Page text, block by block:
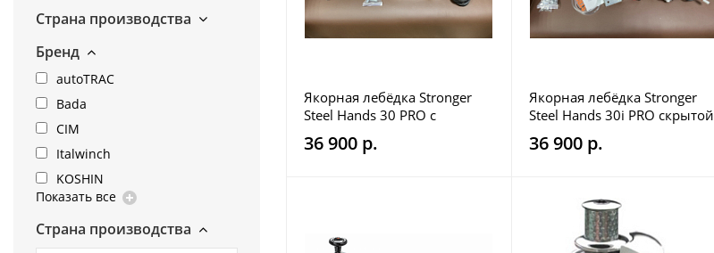
Страна производства
Бренд
autoTRAC
Bada
CIM
Italwinch
KOSHIN
Показать все
Страна производства
Якорная лебёдка Stronger
Steel Hands 30 PRO с
плавным сбросом
36 900 р.
Якорная лебёдка Stronger
Steel Hands 30i PRO скрытой
установки с плавным
сбросом
36 900 р.